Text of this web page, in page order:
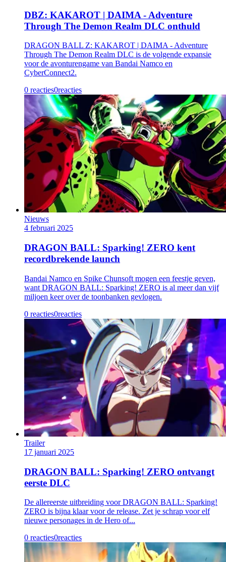
DBZ: KAKAROT | DAIMA - Adventure
Through The Demon Realm DLC onthuld
DRAGON BALL Z: KAKAROT | DAIMA - Adventure
Through The Demon Realm DLC is de volgende expansie
voor de avonturengame van Bandai Namco en
CyberConnect2.
0 reacties0reacties
Nieuws
4 februari 2025
DRAGON BALL: Sparking! ZERO kent
recordbrekende launch
Bandai Namco en Spike Chunsoft mogen een feestje geven,
want DRAGON BALL: Sparking! ZERO is al meer dan vijf
miljoen keer over de toonbanken gevlogen.
0 reacties0reacties
Trailer
17 januari 2025
DRAGON BALL: Sparking! ZERO ontvangt
eerste DLC
De allereerste uitbreiding voor DRAGON BALL: Sparking!
ZERO is bijna klaar voor de release. Zet je schrap voor elf
nieuwe personages in de Hero of...
0 reacties0reacties